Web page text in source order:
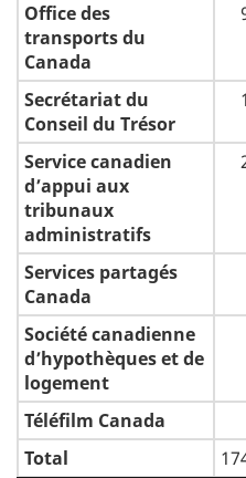
Office des
transports du
Canada
Secrétariat du
Conseil du Trésor
Service canadien
d’appui aux
tribunaux
administratifs
Services partagés
Canada
Société canadienne
d’hypothèques et de
logement
Téléfilm Canada
Total